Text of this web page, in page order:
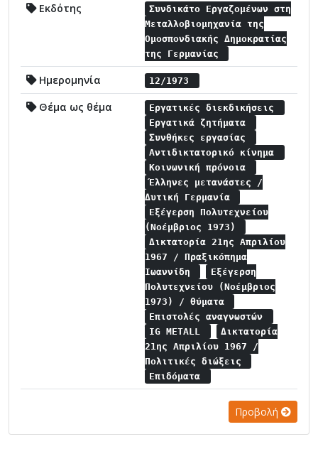
Εκδότης
Συνδικάτο Εργαζομένων στη
Μεταλλοβιομηχανία της
Ομοσπονδιακής Δημοκρατίας
της Γερμανίας
Ημερομηνία 12/1973
Θέμα ως θέμα
Εργατικές διεκδικήσεις
Εργατικά ζητήματα
Συνθήκες εργασίας
Αντιδικτατορικό κίνημα
Κοινωνική πρόνοια
Έλληνες μετανάστες /
Δυτική Γερμανία
Εξέγερση Πολυτεχνείου
(Νοέμβριος 1973)
Δικτατορία 21ης Απριλίου
1967 / Πραξικόπημα
Ιωαννίδη
Εξέγερση
Πολυτεχνείου (Νοέμβριος
1973) / θύματα
Επιστολές αναγνωστών
IG METALL
Δικτατορία
21ης Απριλίου 1967 /
Πολιτικές διώξεις
Επιδόματα
Προβολή